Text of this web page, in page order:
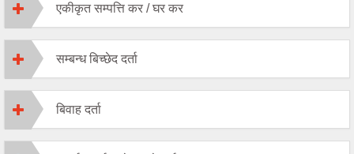
एकीकृत सम्पत्ति कर / घर कर
सम्बन्ध बिच्छेद दर्ता
बिवाह दर्ता